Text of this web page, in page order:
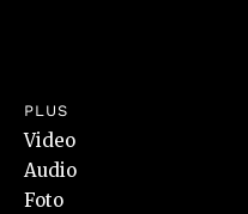
PLUS
Video
Audio
Foto